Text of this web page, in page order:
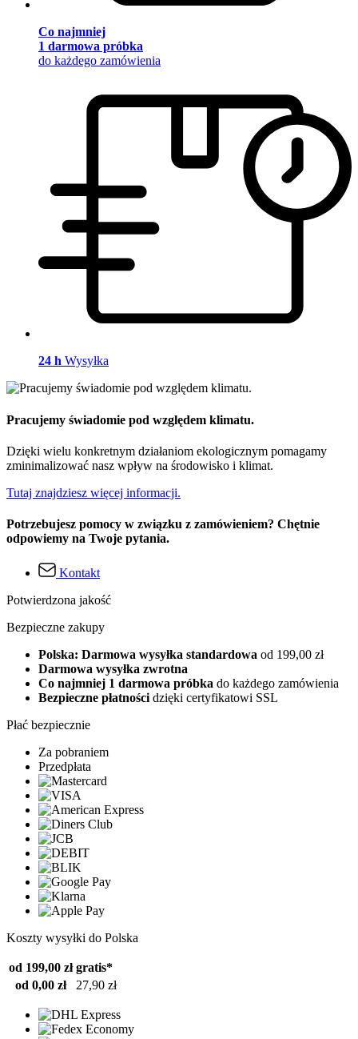
Co najmniej
1 darmowa próbka
do każdego zamówienia
24 h Wysyłka
Pracujemy świadomie pod względem klimatu.
Dzięki wielu konkretnym działaniom ekologicznym pomagamy
zminimalizować nasz wpływ na środowisko i klimat.
Tutaj znajdziesz więcej informacji.
Potrzebujesz pomocy w związku z zamówieniem? Chętnie
odpowiemy na Twoje pytania.
Kontakt
Potwierdzona jakość
Bezpieczne zakupy
Polska: Darmowa wysyłka standardowa od 199,00 zł
Darmowa wysyłka zwrotna
Co najmniej 1 darmowa próbka do każdego zamówienia
Bezpieczne płatnościdzięki certyfikatowi SSL
Płać bezpiecznie
Za pobraniem
Przedpłata
Koszty wysyłki do Polska
od 199,00 zł gratis*
od 0,00 zł
27,90 zł